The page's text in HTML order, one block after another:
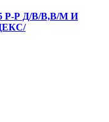
Р Д/В/В,В/М И